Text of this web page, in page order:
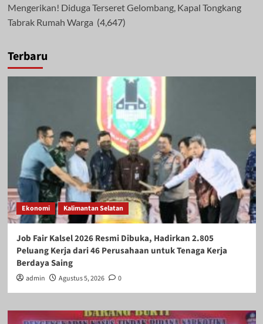
Mengerikan! Diduga Terseret Gelombang, Kapal Tongkang
Tabrak Rumah Warga (4,647)
Terbaru
Ekonomi Kalimantan Selatan
Job Fair Kalsel 2026 Resmi Dibuka, Hadirkan 2.805
Peluang Kerja dari 46 Perusahaan untuk Tenaga Kerja
Berdaya Saing
admin Agustus 5, 2026 0